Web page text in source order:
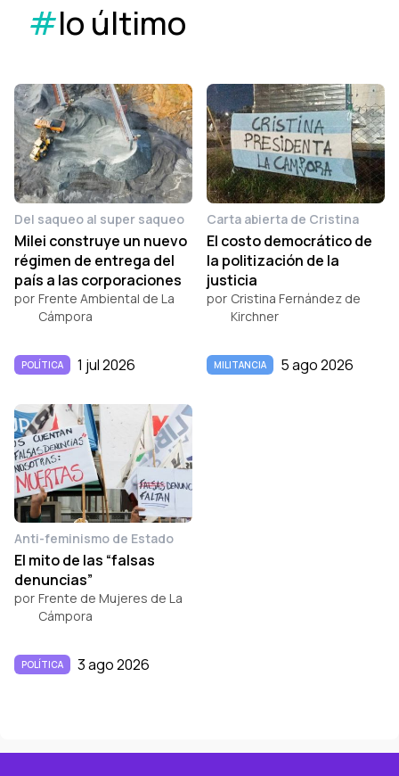
#lo último
Del saqueo al super saqueo
Milei construye un nuevo
régimen de entrega del
país a las corporaciones
por Frente Ambiental de La
Cámpora
POLÍTICA 1 jul 2026
Carta abierta de Cristina
El costo democrático de
la politización de la
justicia
por Cristina Fernández de
Kirchner
MILITANCIA 5 ago 2026
Anti-feminismo de Estado
El mito de las “falsas
denuncias”
por Frente de Mujeres de La
Cámpora
POLÍTICA 3 ago 2026